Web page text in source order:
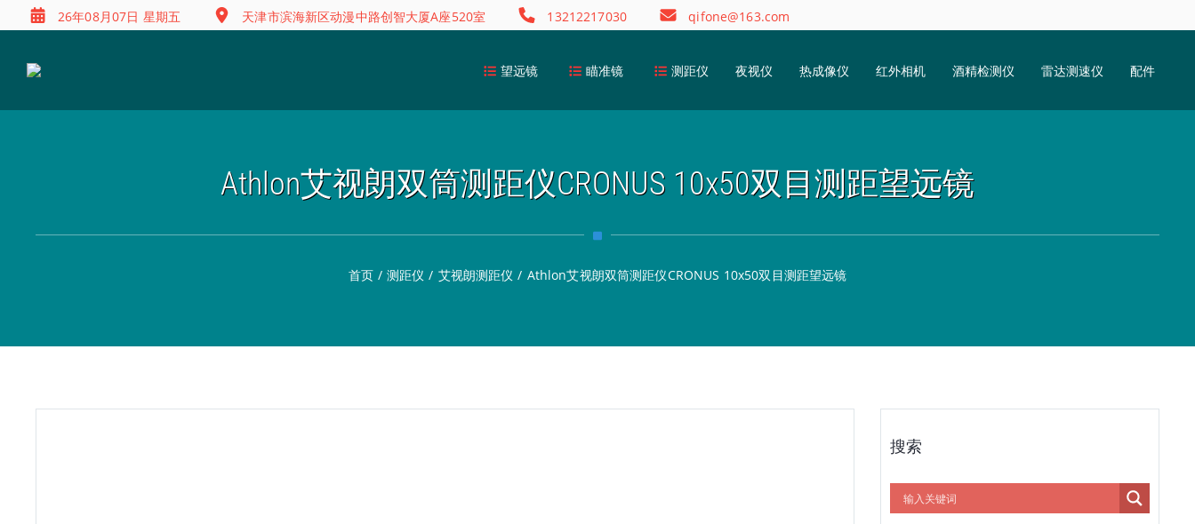
26年08月07日 星期五 天津市滨海新区动漫中路创智大厦A座520室 13212217030 qifone@163.com
望远镜 瞄准镜 测距仪 夜视仪 热成像仪 红外相机 酒精检测仪 雷达测速仪 配件
Athlon艾视朗双筒测距仪CRONUS 10x50双目测距望远镜
首页 / 测距仪 / 艾视朗测距仪 / Athlon艾视朗双筒测距仪CRONUS 10x50双目测距望远镜
搜索